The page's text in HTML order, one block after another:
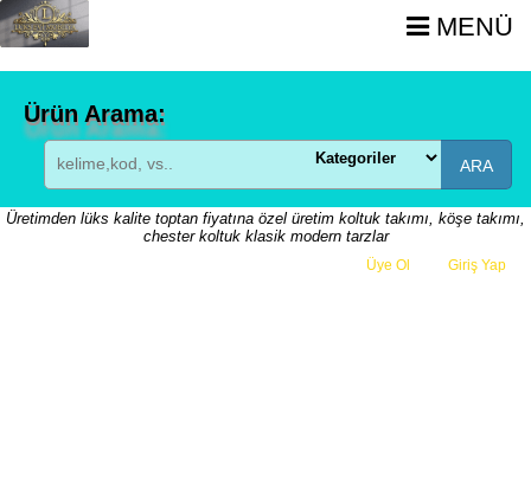
MENÜ
Ürün Arama:
ARA
Üretimden lüks kalite toptan fiyatına özel üretim koltuk takımı, köşe takımı,
chester koltuk klasik modern tarzlar
Üye Ol Giriş Yap